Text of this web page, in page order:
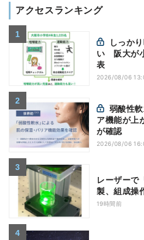
アクセスランキング
い 阪大が
表
2026/08/06
ア機能が上
が確認
2026/08/06
レーザーで
製、組成操
19時間前